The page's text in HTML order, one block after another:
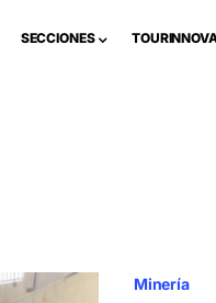
SECCIONES
Minería